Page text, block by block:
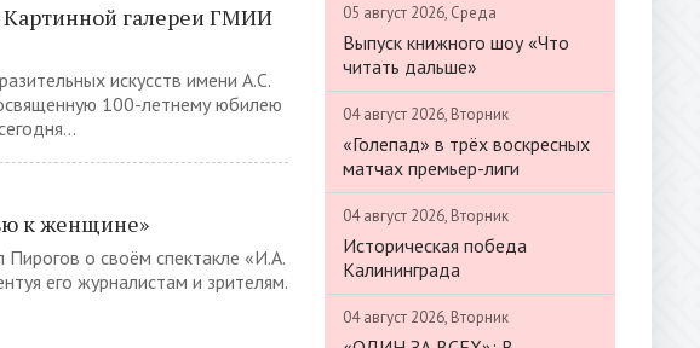
галереи ГМИИ
искусств имени А.С.
100-летнему юбилею
к женщине»
Пирогов о своём спектакле «И.А.
его журналистам и зрителям.
05 август 2026, Среда
Выпуск книжного шоу «Что
читать дальше»
04 август 2026, Вторник
«Голепад» в трёх воскресных
матчах премьер-лиги
04 август 2026, Вторник
Историческая победа
Калининграда
04 август 2026, Вторник